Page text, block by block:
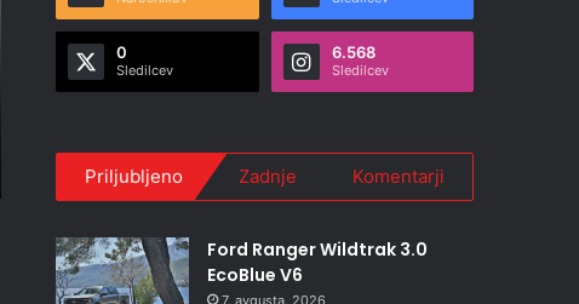
0
Sledilcev
6.568
Sledilcev
Priljubljeno Zadnje Komentarji
Ford Ranger Wildtrak 3.0
EcoBlue V6
7. avgusta, 2026